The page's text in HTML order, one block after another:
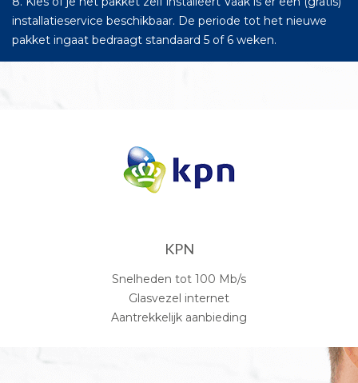
installatieservice beschikbaar. De periode tot het nieuwe
pakket ingaat bedraagt standaard 5 of 6 weken.
KPN
Snelheden tot 100 Mb/s
Glasvezel internet
Aantrekkelijk aanbieding